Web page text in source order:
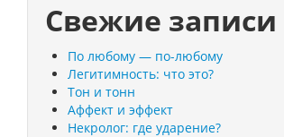
Свежие записи
По любому — по-любому
Легитимность: что это?
Тон и тонн
Аффект и эффект
Некролог: где ударение?